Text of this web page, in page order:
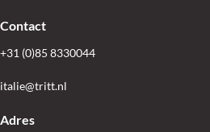
Contact
+31 (0)85 8330044
italie@tritt.nl
Adres